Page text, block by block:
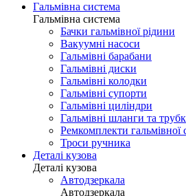
Гальмівна система
Гальмівна система
Бачки гальмівної рідини
Вакуумні насоси
Гальмівні барабани
Гальмівні диски
Гальмівні колодки
Гальмівні супорти
Гальмівні циліндри
Гальмівні шланги та
Ремкомплекти гальмівної
Троси ручника
Деталі кузова
Деталі кузова
Автодзеркала
Автодзеркала